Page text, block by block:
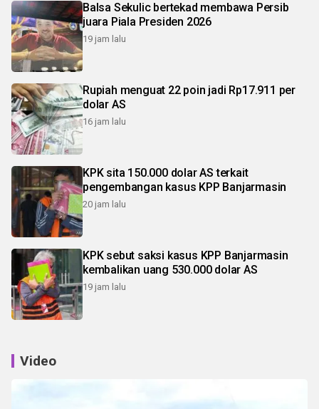
Balsa Sekulic bertekad membawa Persib
juara Piala Presiden 2026
19 jam lalu
Rupiah menguat 22 poin jadi Rp17.911 per
dolar AS
16 jam lalu
KPK sita 150.000 dolar AS terkait
pengembangan kasus KPP Banjarmasin
20 jam lalu
KPK sebut saksi kasus KPP Banjarmasin
kembalikan uang 530.000 dolar AS
19 jam lalu
Video